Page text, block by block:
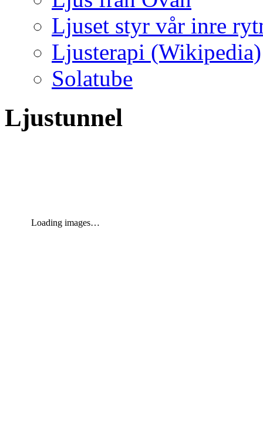
Ljuset styr vår inre
Ljusterapi (Wikipedia)
Solatube
Ljustunnel
Loading images…